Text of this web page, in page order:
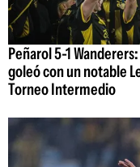
Peñarol 5-1
goleó con un notable
Torneo Intermedio